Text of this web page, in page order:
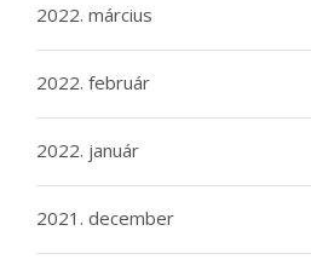
2022. március
2022. február
2022. január
2021. december